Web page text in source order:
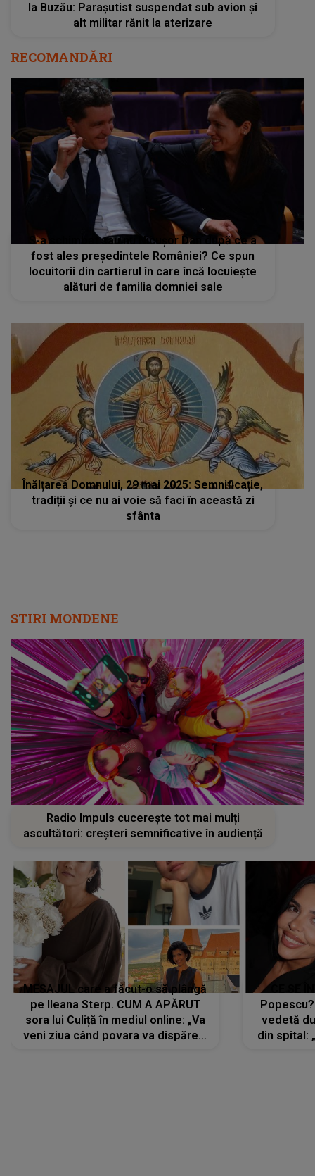
la Buzău: Parașutist suspendat sub avion și
alt militar rănit la aterizare
RECOMANDĂRI
S-a schimbat sau nu Nicușor Dan după ce a
fost ales președintele României? Ce spun
locuitorii din cartierul în care încă locuiește
alături de familia domniei sale
Înălțarea Domnului, 29 mai 2025: Semnificație,
tradiții și ce nu ai voie să faci în această zi
sfânta
STIRI MONDENE
Radio Impuls cucerește tot mai mulți
ascultători: creșteri semnificative în audiență
MESAJUL care a făcut-o să plângă
pe Ileana Sterp. CUM A APĂRUT
sora lui Culiță în mediul online: „Va
veni ziua când povara va dispărea,
vedetă
din spital: